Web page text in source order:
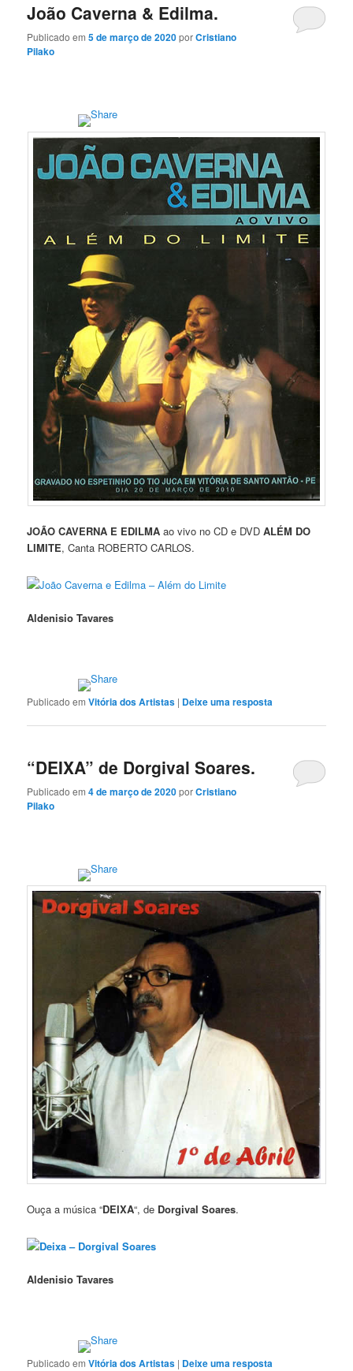
João Caverna & Edilma.
Publicado em5 de março de 2020porCristiano
Pilako
JOÃO CAVERNA E EDILMA ao vivo no CD e DVDALÉM DO
LIMITE, Canta ROBERTO CARLOS.
João Caverna e Edilma – Além do Limite
Aldenisio Tavares
Publicado em Vitória dos Artistas | Deixe uma resposta
“DEIXA” de Dorgival Soares.
Publicado em4 de março de 2020porCristiano
Pilako
Ouça a música “DEIXA“, de Dorgival Soares.
Deixa – Dorgival Soares
Aldenisio Tavares
Publicado em Vitória dos Artistas | Deixe uma resposta